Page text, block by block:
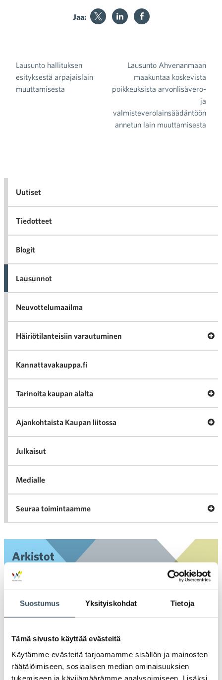
Suostumus Yksityiskohdat Tietoja
Tämä sivusto käyttää evästeitä
Käytämme evästeitä tarjoamamme sisällön ja mainosten
räätälöimiseen, sosiaalisen median ominaisuuksien
tukemiseen ja kävijämäärämme analysoimiseen. Lisäksi
Jaa:
Artikkelien selaus
Lausunto hallituksen
esityksestä arpajaislain
muuttamisesta
Lausunto Ahvenanmaan
maakuntaa koskevista
poikkeuksista arvonlisävero-
ja
valmisteverolainsäädäntöön
annetun lain muuttamisesta
Uutiset
Tiedotteet
Blogit
Lausunnot
Neuvottelumaailma
Häiriötilanteisiin varautuminen
Kannattavakauppa.fi
Tarinoita kaupan alalta
Ajankohtaista Kaupan liitossa
Julkaisut
Medialle
Seuraa toimintaamme
Arkistot
2024
2023